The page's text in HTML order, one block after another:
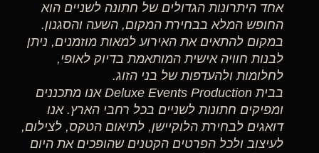
אחד היתרונות הגדולים של חתונה לשניים הוא
החופש המלא בבחירת המקום, השעה והסגנון.
במקום להתאים את האירוע למאות מוזמנים, ניתן
לבנות חוויה אישית המותאמת בדיוק לאופי,
לחלומות ולהעדפות של בני הזוג.
בבית Deluxe Events Production אנו מתכננים
ומפיקים חתונות לשניים בכל רחבי הארץ. אנו
דואגים לבחירת הלוקיישן, לתיאום הטקס, לצילום,
לעיצוב ולכל הפרטים הקטנים שהופכים את היום